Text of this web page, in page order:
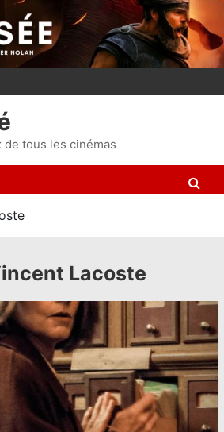
de tous les cinémas
Lacoste